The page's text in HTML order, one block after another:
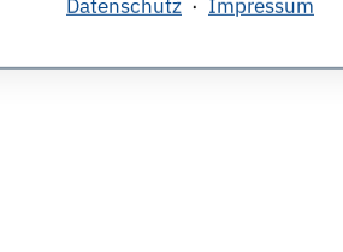
Datenschutz · Impressum